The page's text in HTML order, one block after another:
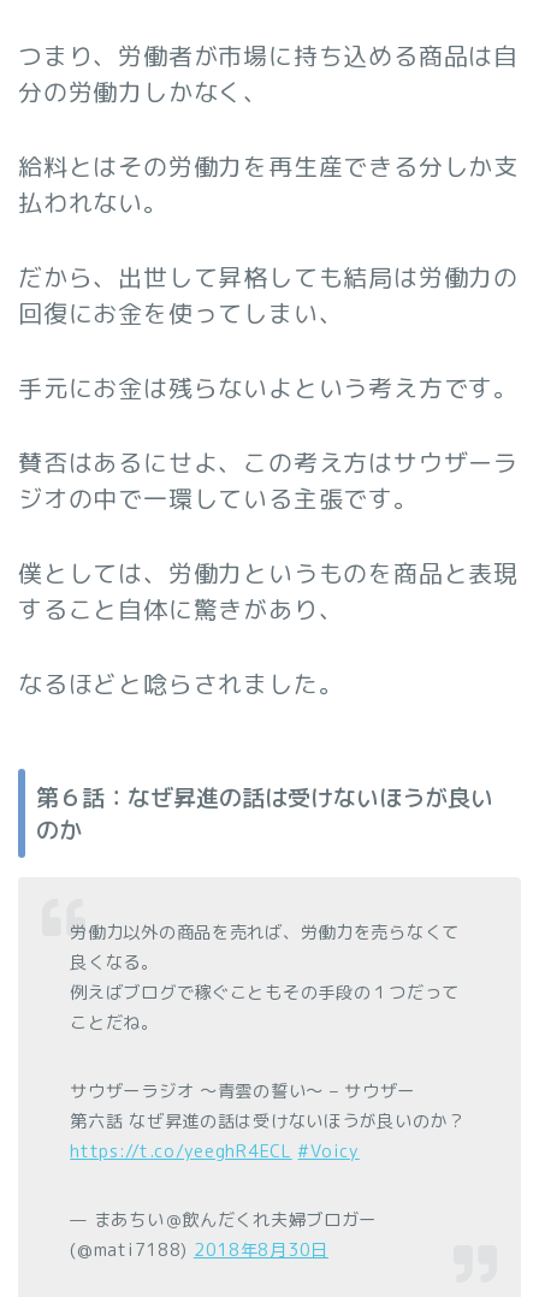
つまり、労働者が市場に持ち込める商品は自
分の労働力しかなく、
給料とはその労働力を再生産できる分しか支
払われない。
だから、出世して昇格しても結局は労働力の
回復にお金を使ってしまい、
手元にお金は残らないよという考え方です。
賛否はあるにせよ、この考え方はサウザーラ
ジオの中で一環している主張です。
僕としては、労働力というものを商品と表現
すること自体に驚きがあり、
なるほどと唸らされました。
第６話：なぜ昇進の話は受けないほうが良い
のか
労働力以外の商品を売れば、労働力を売らなくて
良くなる。
例えばブログで稼ぐこともその手段の１つだって
ことだね。
サウザーラジオ 〜青雲の誓い〜 – サウザー
第六話 なぜ昇進の話は受けないほうが良いのか？
https://t.co/yeeghR4ECL #Voicy
— まあちい＠飲んだくれ夫婦ブロガー
(@mati7188) 2018年8月30日